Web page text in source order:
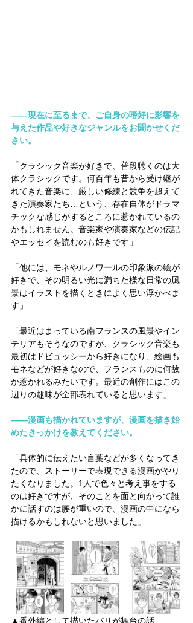
――現在に至るまで、ご自身の嗜好に影響を
与えた作品や好きなジャンルをお聞かせくだ
さい。
「クラシック音楽が好きで、普段聴くのは大
体クラシックです。何百年も昔から受け継が
れてきた音楽に、厳しい修練と競争を超えて
きた演奏家たち…という、存在自体がドラマ
チックな感じがするところに惹かれているの
かもしれません。音楽家や演奏家などの伝記
やエッセイを読むのも好きです」
「他には、モネやルノワールの印象派の絵が
好きで、その明るい光に満ちた様な日常の風
景はイラストを描くときによく思い浮かべま
す」
「最近はまっている南フランスの風景やイン
テリアもそうなのですが、クラシック音楽も
最初はドビュッシーから好きになり、絵画も
モネなどが好きなので、フランスものに何故
か惹かれるみたいです。最近の創作にはこの
辺りの趣味が全部表れていると思います」
――漫画も描かれていますが、漫画を描き始
めたきっかけを教えてください。
「具体的に伝えたい言葉などが多くなってき
たので、ストーリーで表現できる漫画がやり
たくなりました。1人で色々と考え事をする
のは好きですが、そのことを面と向かって誰
かに話すのは腰が重いので、漫画の中になら
描けるかもしれないと思いました」
▲番外編として描いたパリが舞台の話